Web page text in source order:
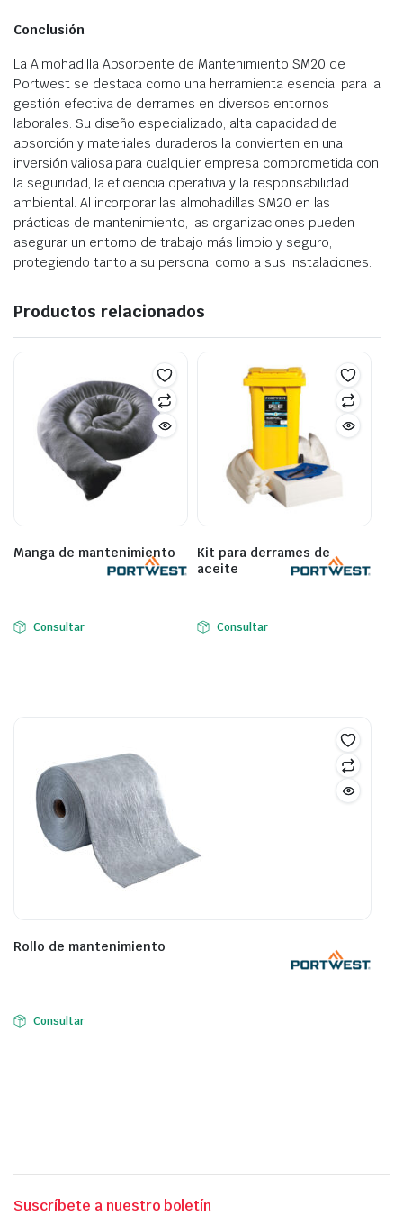
Conclusión
La Almohadilla Absorbente de Mantenimiento SM20 de
Portwest se destaca como una herramienta esencial para la
gestión efectiva de derrames en diversos entornos
laborales. Su diseño especializado, alta capacidad de
absorción y materiales duraderos la convierten en una
inversión valiosa para cualquier empresa comprometida con
la seguridad, la eficiencia operativa y la responsabilidad
ambiental. Al incorporar las almohadillas SM20 en las
prácticas de mantenimiento, las organizaciones pueden
asegurar un entorno de trabajo más limpio y seguro,
protegiendo tanto a su personal como a sus instalaciones.
Productos relacionados
Manga de mantenimiento
Consultar
Kit para derrames de
aceite
Consultar
Rollo de mantenimiento
Consultar
Suscríbete a nuestro boletín